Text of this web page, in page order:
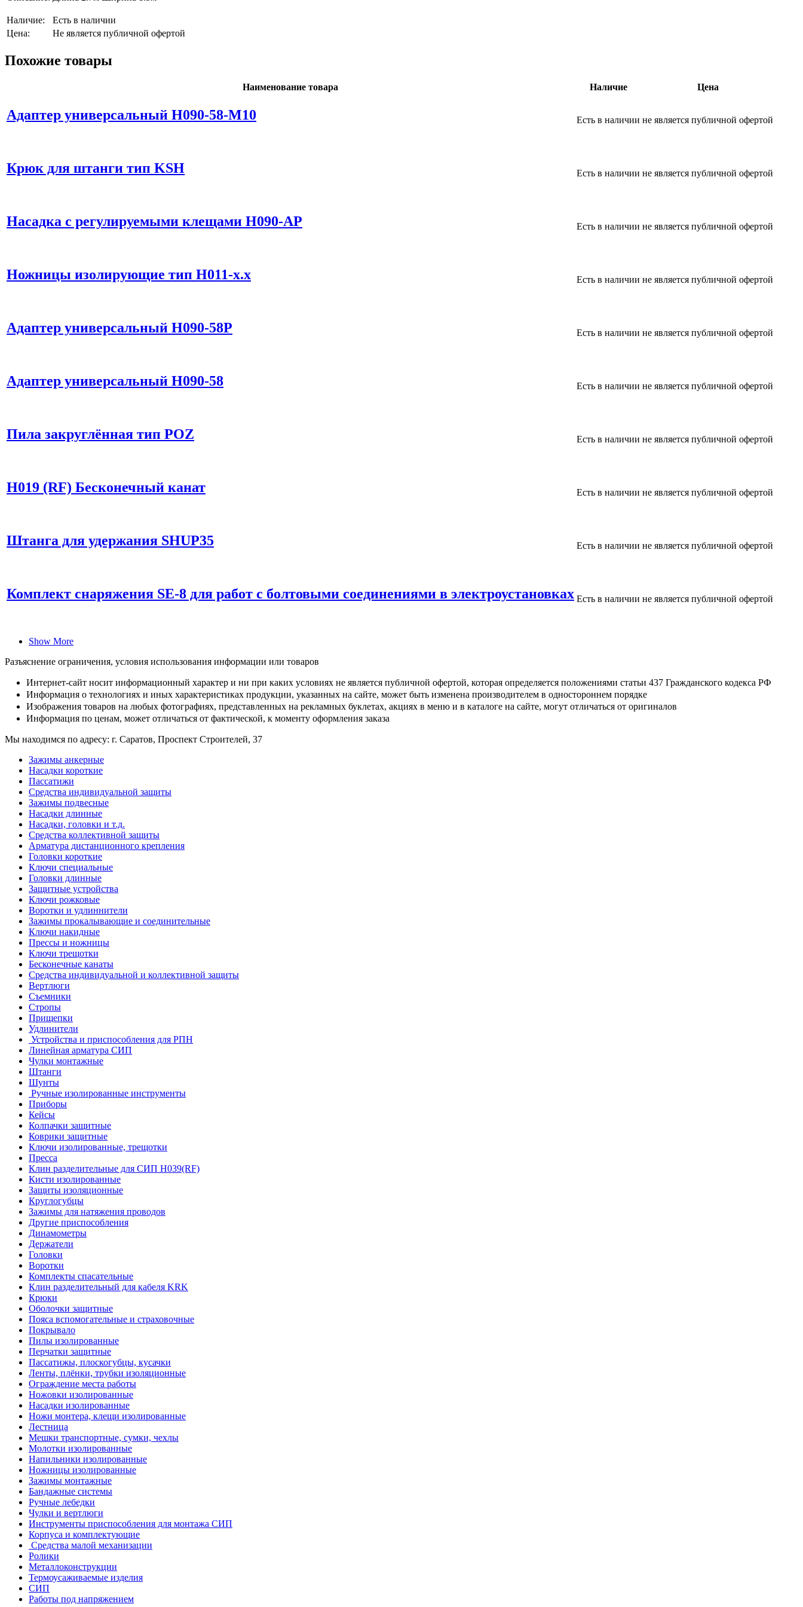
Наличие:
Есть в наличии
Цена:
Не является публичной офертой
Похожие товары
Наименование товара Наличие Цена
Адаптер универсальный H090-58-М10 Есть в наличии не является публичной офертой
Крюк для штанги тип KSH Есть в наличии не является публичной офертой
Насадка с регулируемыми клещами Н090-АР Есть в наличии не является публичной офертой
Ножницы изолирующие тип Н011-х.х Есть в наличии не является публичной офертой
Адаптер универсальный H090-58Р Есть в наличии не является публичной офертой
Адаптер универсальный H090-58 Есть в наличии не является публичной офертой
Пила закруглённая тип POZ Есть в наличии не является публичной офертой
H019 (RF) Бесконечный канат Есть в наличии не является публичной офертой
Штанга для удержания SHUP35 Есть в наличии не является публичной офертой
Комплект снаряжения SE-8 для работ с болтовыми соединениями в электроустановках Есть в наличии не является публичной офертой
Show More
Разъяснение ограничения, условия использования информации или товаров
Интернет-сайт носит информационный характер и ни при каких условиях не является публичной офертой, которая определяется положениями статьи 437 Гражданского кодекса РФ
Информация о технологиях и иных характеристиках продукции, указанных на сайте, может быть изменена производителем в одностороннем порядке
Изображения товаров на любых фотографиях, представленных на рекламных буклетах, акциях в меню и в каталоге на сайте, могут отличаться от оригиналов
Информация по ценам, может отличаться от фактической, к моменту оформления заказа
Мы находимся по адресу: г. Саратов, Проспект Строителей, 37
Зажимы анкерные
Насадки короткие
Пассатижи
Средства индивидуальной защиты
Зажимы подвесные
Насадки длинные
Насадки, головки и т.д.
Средства коллективной защиты
Арматура дистанционного крепления
Головки короткие
Ключи специальные
Головки длинные
Защитные устройства
Ключи рожковые
Воротки и удлиннители
Зажимы прокалывающие и соединительные
Ключи накидные
Прессы и ножницы
Ключи трещотки
Бесконечные канаты
Средства индивидуальной и коллективной защиты
Вертлюги
Съемники
Стропы
Прищепки
Удлинители
Устройства и приспособления для РПН
Линейная арматура СИП
Чулки монтажные
Штанги
Шунты
Ручные изолированные инструменты
Приборы
Кейсы
Колпачки защитные
Коврики защитные
Ключи изолированные, трещотки
Пресса
Клин разделительные для СИП Н039(RF)
Кисти изолированные
Защиты изоляционные
Круглогубцы
Зажимы для натяжения проводов
Другие приспособления
Динамометры
Держатели
Головки
Воротки
Комплекты спасательные
Клин разделительный для кабеля KRK
Крюки
Оболочки защитные
Пояса вспомогательные и страховочные
Покрывало
Пилы изолированные
Перчатки защитные
Пассатижы, плоскогубцы, кусачки
Ленты, плёнки, трубки изоляционные
Ограждение места работы
Ножовки изолированные
Насадки изолированные
Ножи монтера, клещи изолированные
Лестница
Мешки транспортные, сумки, чехлы
Молотки изолированные
Напильники изолированные
Ножницы изолированные
Зажимы монтажные
Бандажные системы
Ручные лебедки
Чулки и вертлюги
Инструменты приспособления для монтажа СИП
Корпуса и комплектующие
Средства малой механизации
Ролики
Металлоконструкции
Термоусаживаемые изделия
СИП
Работы под напряжением